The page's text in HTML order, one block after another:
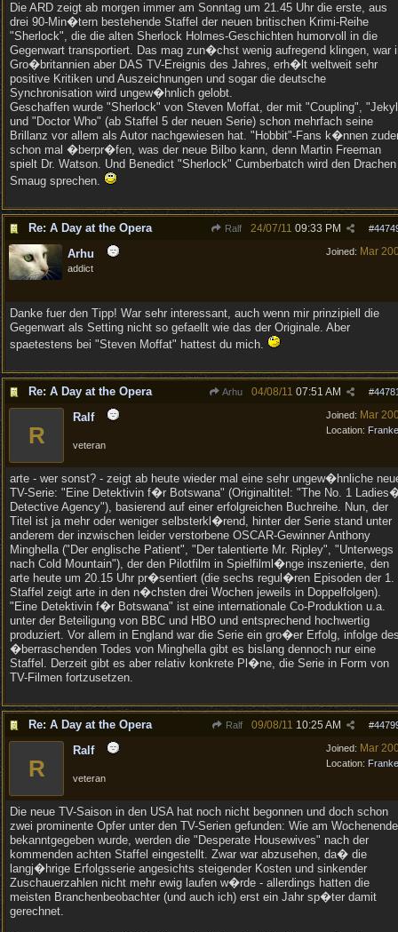
Die ARD zeigt ab morgen immer am Sonntag um 21.45 Uhr die erste, aus
drei 90-Min�tern bestehende Staffel der neuen britischen Krimi-Reihe
"Sherlock", die die alten Sherlock Holmes-Geschichten humorvoll in die
Gegenwart transportiert. Das mag zun�chst wenig aufregend klingen, war
Gro�britannien aber DAS TV-Ereignis des Jahres, erh�lt weltweit sehr
positive Kritiken und Auszeichnungen und sogar die deutsche
Synchronisation wird ungew�hnlich gelobt.
Geschaffen wurde "Sherlock" von Steven Moffat, der mit "Coupling",
und "Doctor Who" (ab Staffel 5 der neuen Serie) schon mehrfach seine
Brillanz vor allem als Autor nachgewiesen hat. "Hobbit"-Fans k�nnen
schon mal �berpr�fen, was der neue Bilbo kann, denn Martin Freeman
spielt Dr. Watson. Und Benedict "Sherlock" Cumberbatch wird den Drachen
Smaug sprechen.
Re: A Day at the Opera Ralf #
24/07/11 09:33 PM
Joined: Mar
Arhu
addict
Danke fuer den Tipp! War sehr interessant, auch wenn mir prinzipiell die
Gegenwart als Setting nicht so gefaellt wie das der Originale. Aber
spaetestens bei "Steven Moffat" hattest du mich.
Re: A Day at the Opera Arhu #
04/08/11 07:51 AM
Joined: Mar
Location:
R
Ralf
veteran
arte - wer sonst? - zeigt ab heute wieder mal eine sehr ungew�hnliche
TV-Serie: "Eine Detektivin f�r Botswana" (Originaltitel: "The No. 1
Detective Agency"), basierend auf einer erfolgreichen Buchreihe. Nun, der
Titel ist ja mehr oder weniger selbsterkl�rend, hinter der Serie stand unter
anderem der inzwischen leider verstorbene OSCAR-Gewinner Anthony
Minghella ("Der englische Patient", "Der talentierte Mr. Ripley", "Unterwegs
nach Cold Mountain"), der den Pilotfilm in Spielfilml�nge inszenierte, den
arte heute um 20.15 Uhr pr�sentiert (die sechs regul�ren Episoden der 1.
Staffel zeigt arte in den n�chsten drei Wochen jeweils in Doppelfolgen).
"Eine Detektivin f�r Botswana" ist eine internationale Co-Produktion u.a.
unter der Beteiligung von BBC und HBO und entsprechend hochwertig
produziert. Vor allem in England war die Serie ein gro�er Erfolg, infolge
�berraschenden Todes von Minghella gibt es bislang dennoch nur eine
Staffel. Derzeit gibt es aber relativ konkrete Pl�ne, die Serie in Form von
TV-Filmen fortzusetzen.
Re: A Day at the Opera Ralf #
09/08/11 10:25 AM
Joined: Mar
Location:
R
Ralf
veteran
Die neue TV-Saison in den USA hat noch nicht begonnen und doch schon
zwei prominente Opfer unter den TV-Serien gefunden: Wie am Wochenende
bekanntgegeben wurde, werden die "Desperate Housewives" nach der
kommenden achten Staffel eingestellt. Zwar war abzusehen, da� die
langj�hrige Erfolgsserie angesichts steigender Kosten und sinkender
Zuschauerzahlen nicht mehr ewig laufen w�rde - allerdings hatten die
meisten Branchenbeobachter (und auch ich) erst ein Jahr sp�ter damit
gerechnet.